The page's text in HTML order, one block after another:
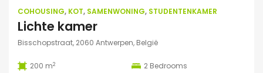
COHOUSING, KOT, SAMENWONING, STUDENTENKAMER
Lichte kamer
Bisschopstraat, 2060 Antwerpen, België
200 m2 2 Bedrooms